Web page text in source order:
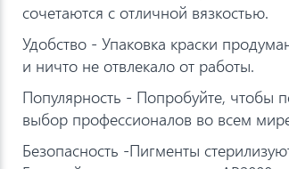
сочетаются с отличной вязкостью.
Удобство - Упаковка краски
и ничто не отвлекало от работы.
Популярность - Попробуйте, чтобы
выбор профессионалов во всем
Безопасность -Пигменты